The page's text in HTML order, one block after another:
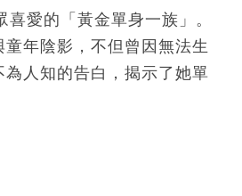
愛的「黃金單身一族」。
年陰影，不但曾因無法生
人知的告白，揭示了她單